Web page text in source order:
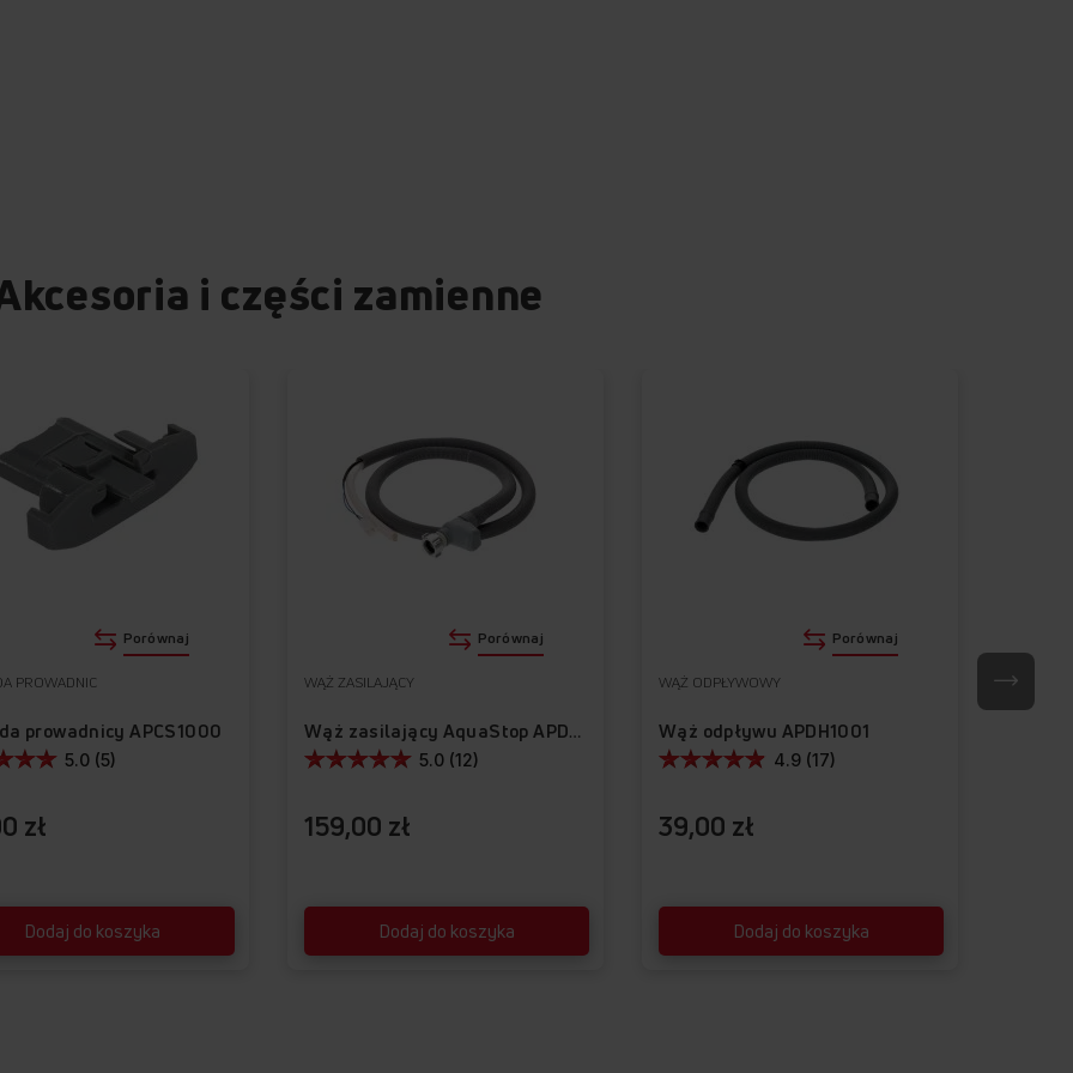
kontrolę nad
poza domem możesz
wybrany program. Na
jest zmywanie, ile
czerwonym,
wygoda, oszczędność
KLASA ENERGETYCZNA B
i części zamienne
zł
PROWADNIC
prowadnicy APCS1000
Dodaj do koszyka
5.0 (5)
Porównaj
159,00 zł
WĄŻ ZASILAJĄCY
Wąż zasilający AquaStop APDH1003
Dodaj do koszyka
5.0 (12)
Porównaj
39,00 zł
WĄŻ ODPŁYWOWY
Wąż odpływu APDH1001
Dodaj do koszyka
4.9 (17)
Porównaj
ZACISK